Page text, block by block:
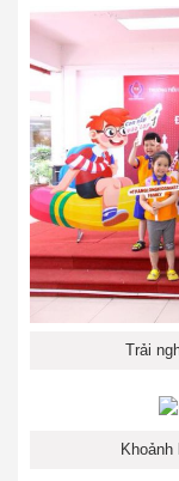
Trải